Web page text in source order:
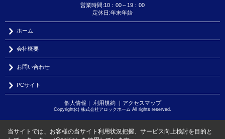
営業時間:10：00～19：00
定休日:年末年始
ホーム
会社概要
お問い合わせ
PCサイト
個人情報 利用規約｜ アクセスマップ
Copyright(c) 株式会社アロックホーム All rights reserved.
当サイトでは、お客様の当サイト利用状況把握、サービス向上検討を目的と